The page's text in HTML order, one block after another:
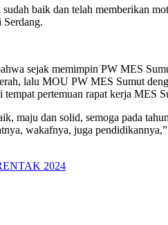
baik dan telah memberikan
sejak memimpin PW MES
lalu MOU PW MES Sumut
pertemuan rapat kerja MES
maju dan solid, semoga pada
wakafnya, juga